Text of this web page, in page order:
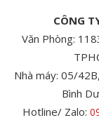
CÔNG
Văn Phòng:
Nhà máy: 05/
Bình
Hotline/ Zalo: